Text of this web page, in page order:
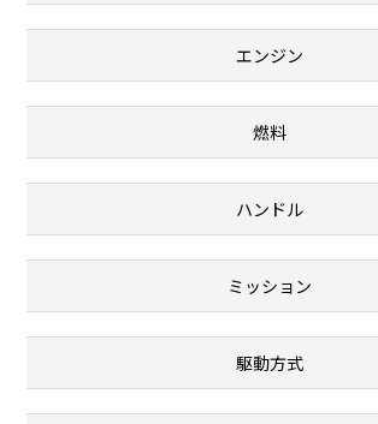
エンジン
燃料
ハンドル
ミッション
駆動方式